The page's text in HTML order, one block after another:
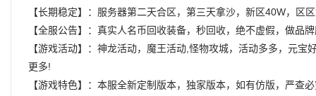
【长期稳定】：服务器第二天合区，第三天拿沙，新区40W，区
【全服公告】：真实人名币回收装备，秒回收，绝不虚假，做品
【游戏活动】：神龙活动，魔王活动,怪物攻城，活动多多，元宝
更多!
【游戏特色】：本服全新定制版本，独家版本，如有仿版，严查